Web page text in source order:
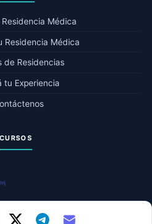
Médica
Residencia Médica
de Residencias
tu Experiencia
CURSOS
Médicas